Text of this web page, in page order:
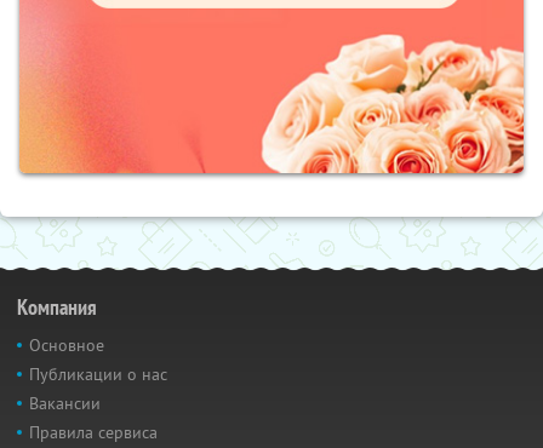
Компания
Основное
Публикации о нас
Вакансии
Правила сервиса